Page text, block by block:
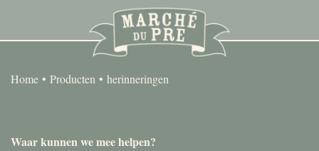
Home Producten herinneringen
Waar kunnen we mee helpen?